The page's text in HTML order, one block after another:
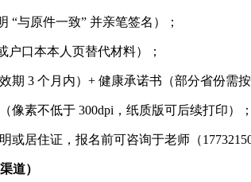
“与原件一致” 并亲笔签名）；
口本本人页替代材料）；
3 个月内）+ 健康承诺书（部分省份需按
像素不低于 300dpi，纸质版可后续打印）；
居住证，报名前可咨询于老师（
道）